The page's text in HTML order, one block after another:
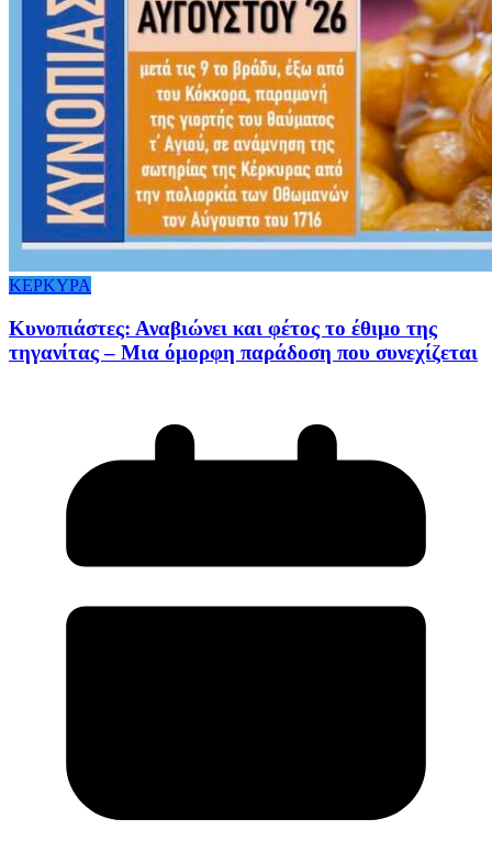
ΚΕΡΚΥΡΑ
Κυνοπιάστες: Αναβιώνει και φέτος το έθιμο της
τηγανίτας – Μια όμορφη παράδοση που συνεχίζεται